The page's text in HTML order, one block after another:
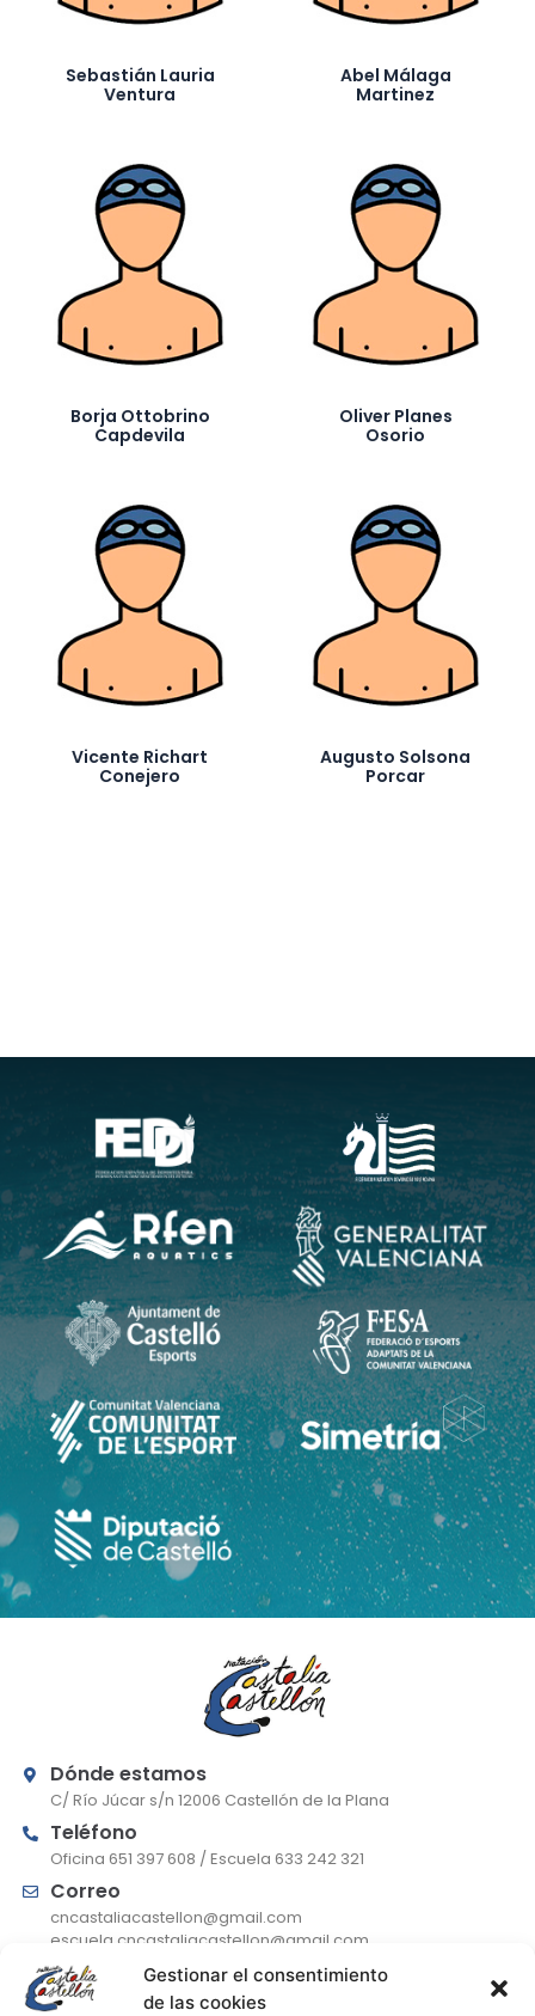
Gestionar el consentimiento
de las cookies
Sebastián Lauria
Ventura
Abel Málaga
Martinez
Borja Ottobrino
Capdevila
Oliver Planes
Osorio
Vicente Richart
Conejero
Augusto Solsona
Porcar
Dónde estamos
C/ Río Júcar s/n 12006 Castellón de la Plana
Teléfono
Oficina 651 397 608 / Escuela 633 242 321
Correo
cncastaliacastellon@gmail.com
escuela.cncastaliacastellon@gmail.com